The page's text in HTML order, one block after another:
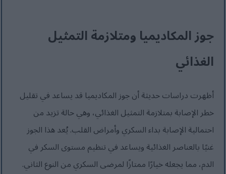
جوز المكاديميا ومتلازمة التمثيل
الغذائي
أظهرت دراسات حديثة أن جوز المكاديميا قد يساعد في تقليل
خطر الإصابة بمتلازمة التمثيل الغذائي، وهي حالة تزيد من
احتمالية الإصابة بداء السكري وأمراض القلب. يُعد هذا الجوز
غنيًا بالعناصر الغذائية ويساعد في تنظيم مستوى السكر في
الدم، مما يجعله خيارًا ممتازًا لمرضى السكري من النوع الثاني.